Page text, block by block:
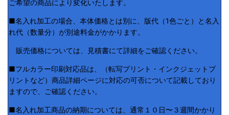
ご希望の商品により変化いたします。
■名入れ加工の場合、本体価格とは別に、版代（1色ごと）と名入
れ代（数量分）が別途料金がかかります。
販売価格については、見積書にて詳細をご確認ください。
■フルカラー印刷対応品は、（転写プリント・インクジェットプ
リントなど）商品詳細ページに対応の可否について記載しており
ますので、ご確認ください。
■名入れ加工商品の納期については、通常１０日〜３週間かかり